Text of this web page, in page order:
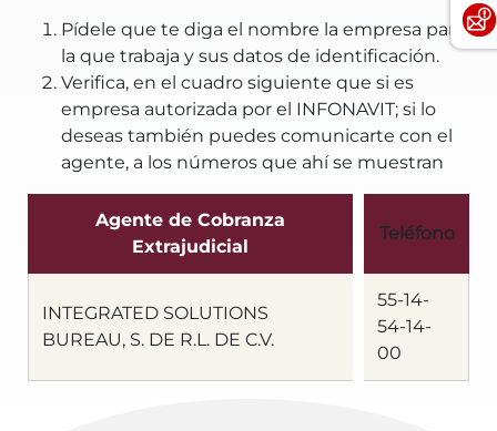
Pídele que te diga el nombre la empresa para
la que trabaja y sus datos de identificación.
Verifica, en el cuadro siguiente que si es
empresa autorizada por el INFONAVIT; si lo
deseas también puedes comunicarte con el
agente, a los números que ahí se muestran
Agente de Cobranza
Extrajudicial
Teléfono
INTEGRATED SOLUTIONS
BUREAU, S. DE R.L. DE C.V.
55-14-
54-14-
00